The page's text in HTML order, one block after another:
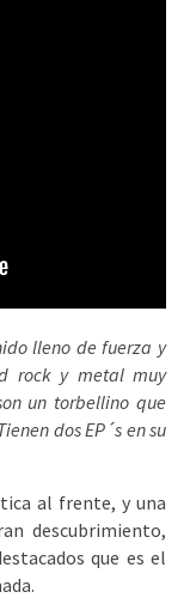
lleno de fuerza y
rock y metal muy
un torbellino que
dos EP´s en su
al frente, y una
descubrimiento,
que es el